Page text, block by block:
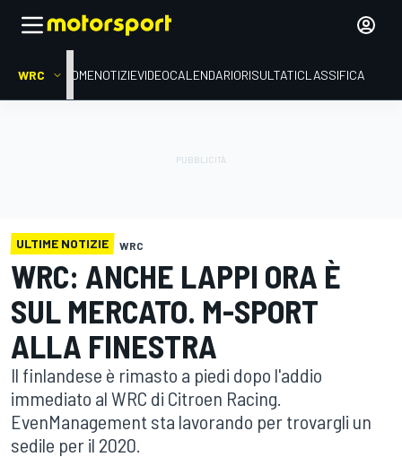
WRC HOMENOTIZIEVIDEOCALENDARIORISULTATICLASSIFICA
ULTIME NOTIZIE WRC
WRC: ANCHE LAPPI ORA È
SUL MERCATO. M-SPORT
ALLA FINESTRA
Il finlandese è rimasto a piedi dopo l'addio
immediato al WRC di Citroen Racing.
EvenManagement sta lavorando per trovargli un
sedile per il 2020.